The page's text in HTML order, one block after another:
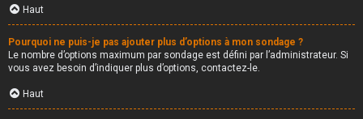
Haut
Pourquoi ne puis-je pas ajouter plus d’options à mon sondage ?
Le nombre d’options maximum par sondage est défini par l’administrateur. Si
vous avez besoin d’indiquer plus d’options, contactez-le.
Haut